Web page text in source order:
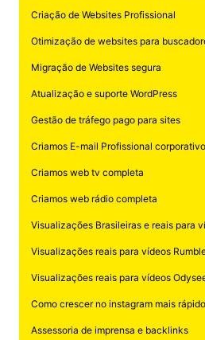
Criação de Websites Profissional
Otimização de websites para
Migração de Websites segura
Atualização e suporte WordPress
Gestão de tráfego pago para sites
Criamos E-mail Profissional corporativo
Criamos web tv completa
Criamos web rádio completa
Visualizações Brasileiras e reais para
Visualizações reais para vídeos
Visualizações reais para vídeos
Como crescer no instagram mais rápido
Assessoria de imprensa e backlinks